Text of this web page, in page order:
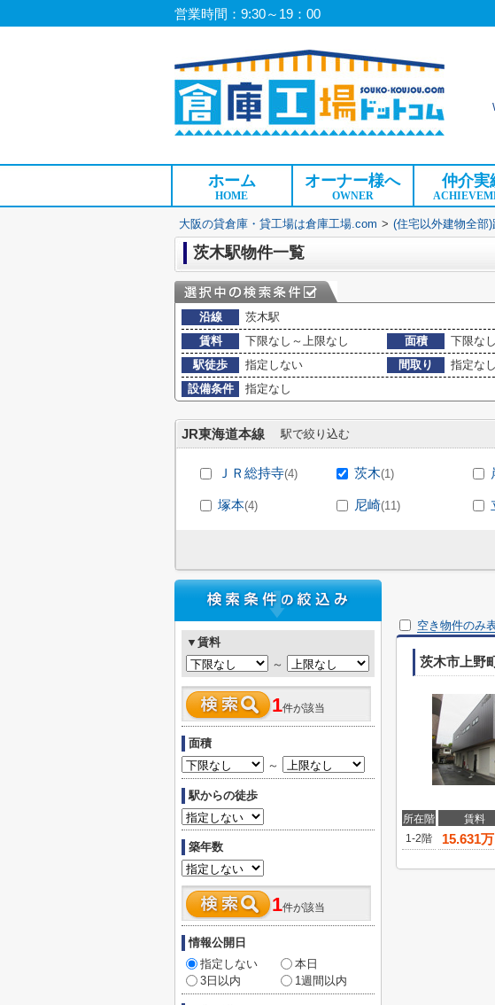
営業時間：9:30～19：00
ホーム
HOME
オーナー様へ
OWNER
仲介実
大阪の貸倉庫・貸工場は倉庫工場.com > (住宅以外建物全部
茨木駅物件一覧
沿線
茨木駅
賃料
下限なし～上限なし 面積 下限な
駅徒歩
指定しない 間取り
指定なし
設備条件
指定なし
JR東海道本線 駅で絞り込む
ＪＲ総持寺(4) 茨木(1)
塚本(4) 尼崎(11)
空き物件のみ
茨木市上野
所在階 賃料
1-2階
15.631
▼賃料
～
1件が該当
面積
～
駅からの徒歩
築年数
1件が該当
情報公開日
指定しない
本日
3日以内
1週間以内